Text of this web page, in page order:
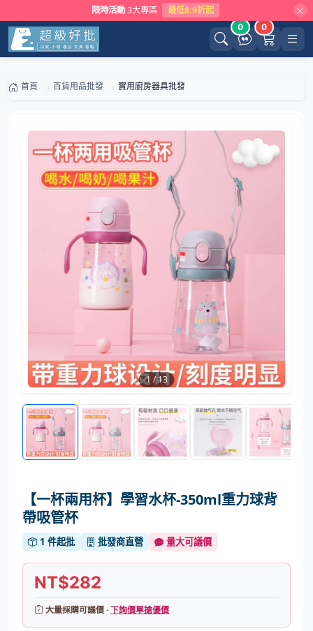
限時活動 3大專區 最低8.9折起
0 0
首頁 百貨用品批發 實用廚房器具批發
1 /13
【一杯兩用杯】學習水杯-350ml重力球背
帶吸管杯
1 件起批 批發商直營 量大可議價
NT$282
大量採購可議價 ·下詢價單搶優價